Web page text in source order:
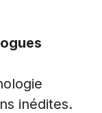
inédites.